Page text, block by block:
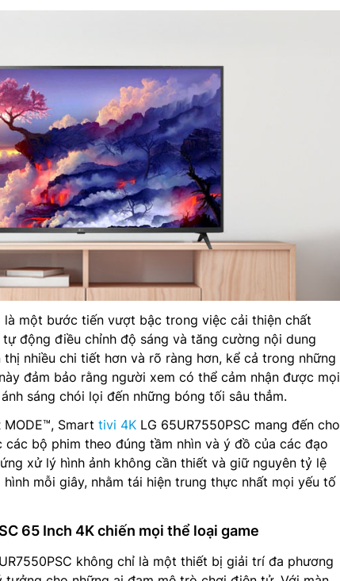
là một bước tiến vượt bậc trong việc cải thiện chất
tự động điều chỉnh độ sáng và tăng cường nội dung
thị nhiều chi tiết hơn và rõ ràng hơn, kể cả trong những
đảm bảo rằng người xem có thể cảm nhận được mọi
sáng chói lọi đến những bóng tối sâu thẳm.
Smart tivi 4K LG 65UR7550PSC mang đến cho
bộ phim theo đúng tầm nhìn và ý đồ của các đạo
xử lý hình ảnh không cần thiết và giữ nguyên tỷ lệ
hình mỗi giây, nhằm tái hiện trung thực nhất mọi yếu tố
65 Inch 4K chiến mọi thể loại game
không chỉ là một thiết bị giải trí đa phương